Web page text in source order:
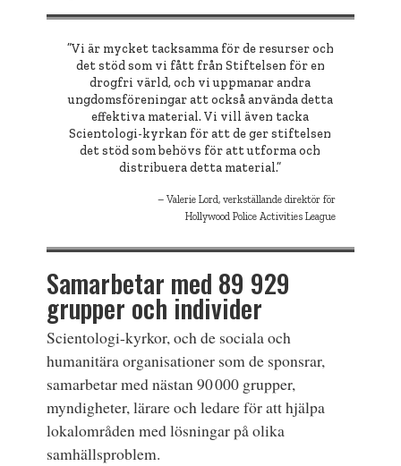
”Vi är mycket tacksamma för de resurser och
det stöd som vi fått från Stiftelsen för en
drogfri värld, och vi uppmanar andra
ungdomsföreningar att också använda detta
effektiva material. Vi vill även tacka
Scientologi-kyrkan för att de ger stiftelsen
det stöd som behövs för att utforma och
distribuera detta material.”
Valerie Lord, verkställande direktör för
Hollywood Police Activities League
Samarbetar med 89 929
grupper och individer
Scientologi-kyrkor, och de sociala och
humanitära organisationer som de sponsrar,
samarbetar med nästan 90 000 grupper,
myndigheter, lärare och ledare för att hjälpa
lokalområden med lösningar på olika
samhällsproblem.